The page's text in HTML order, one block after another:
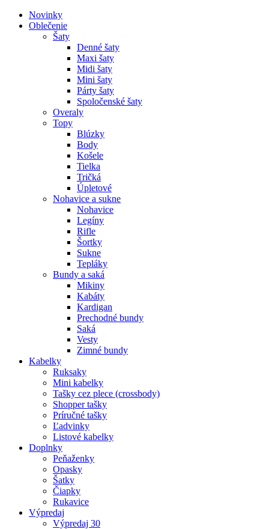
Novinky
Oblečenie
Šaty
Denné šaty
Maxi šaty
Midi šaty
Mini šaty
Párty šaty
Spoločenské šaty
Overaly
Topy
Blúzky
Body
Košele
Tielka
Tričká
Úpletové
Nohavice a sukne
Nohavice
Legíny
Rifle
Šortky
Sukne
Tepláky
Bundy a saká
Mikiny
Kabáty
Kardigan
Prechodné bundy
Saká
Vesty
Zimné bundy
Kabelky
Ruksaky
Mini kabelky
Tašky cez plece (crossbody)
Shopper tašky
Príručné tašky
Ľadvinky
Listové kabelky
Doplnky
Peňaženky
Opasky
Šatky
Čiapky
Rukavice
Výpredaj
Výpredaj 30